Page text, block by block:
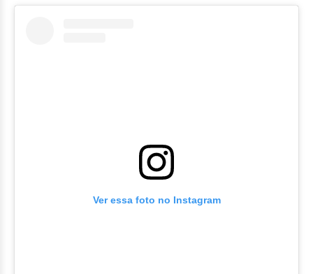
Ver essa foto no Instagram